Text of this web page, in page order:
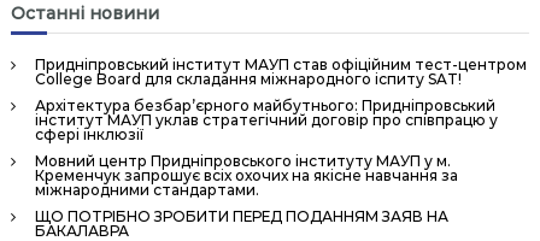
Останні новини
Придніпровський інститут МАУП став офіційним тест-центром
College Board для складання міжнародного іспиту SAT!
Архітектура безбар’єрного майбутнього: Придніпровський
інститут МАУП уклав стратегічний договір про співпрацю у
сфері інклюзії
Мовний центр Придніпровського інституту МАУП у м.
Кременчук запрошує всіх охочих на якісне навчання за
міжнародними стандартами.
ЩО ПОТРІБНО ЗРОБИТИ ПЕРЕД ПОДАННЯМ ЗАЯВ НА
БАКАЛАВРА